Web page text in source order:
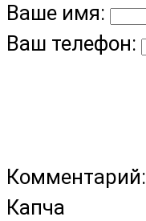
Ваше имя:
Ваш телефон:
Комментарий:
Капча